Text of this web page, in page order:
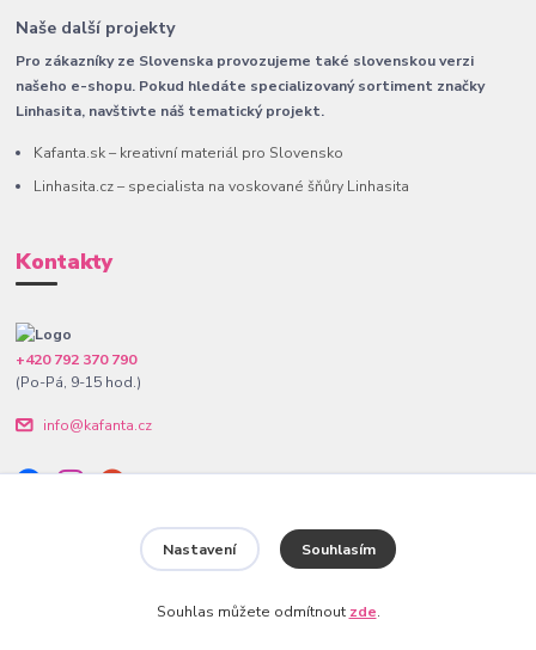
Naše další projekty
Pro zákazníky ze Slovenska provozujeme také slovenskou verzi
našeho e-shopu. Pokud hledáte specializovaný sortiment značky
Linhasita, navštivte náš tematický projekt.
Kafanta.sk – kreativní materiál pro Slovensko
Linhasita.cz – specialista na voskované šňůry Linhasita
Kontakty
+420 792 370 790
(Po-Pá, 9-15 hod.)
info@kafanta.cz
Vytvořeno na
Eshop-rychle.cz
Nastavení Souhlasím
Souhlas můžete odmítnout zde.